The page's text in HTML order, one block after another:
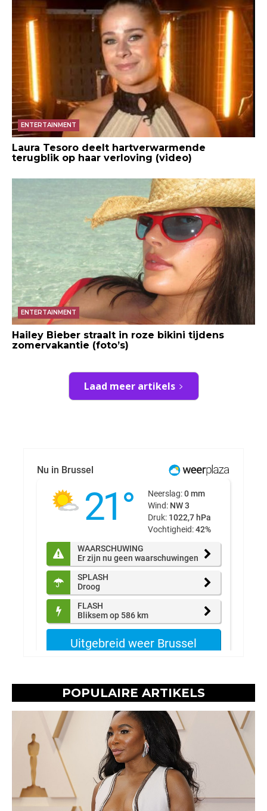
ENTERTAINMENT
Laura Tesoro deelt hartverwarmende
terugblik op haar verloving (video)
ENTERTAINMENT
Hailey Bieber straalt in roze bikini tijdens
zomervakantie (foto’s)
Laad meer artikels
POPULAIRE ARTIKELS